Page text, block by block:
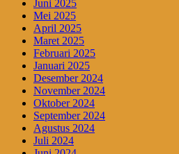
Juni 2025
Mei 2025
April 2025
Maret 2025
Februari 2025
Januari 2025
Desember 2024
November 2024
Oktober 2024
September 2024
Agustus 2024
Juli 2024